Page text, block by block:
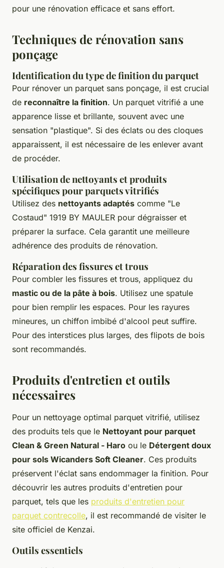
pour une rénovation efficace et sans effort.
Techniques de rénovation sans
ponçage
Identification du type de finition du parquet
Pour rénover un parquet sans ponçage, il est crucial
de reconnaître la finition. Un parquet vitrifié a une
apparence lisse et brillante, souvent avec une
sensation "plastique". Si des éclats ou des cloques
apparaissent, il est nécessaire de les enlever avant
de procéder.
Utilisation de nettoyants et produits
spécifiques pour parquets vitrifiés
Utilisez des nettoyants adaptés comme "Le
Costaud" 1919 BY MAULER pour dégraisser et
préparer la surface. Cela garantit une meilleure
adhérence des produits de rénovation.
Réparation des fissures et trous
Pour combler les fissures et trous, appliquez du
mastic ou de la pâte à bois. Utilisez une spatule
pour bien remplir les espaces. Pour les rayures
mineures, un chiffon imbibé d'alcool peut suffire.
Pour des interstices plus larges, des flipots de bois
sont recommandés.
Produits d'entretien et outils
nécessaires
Pour un nettoyage optimal parquet vitrifié, utilisez
des produits tels que le Nettoyant pour parquet
Clean & Green Natural - Haro ou le Détergent doux
pour sols Wicanders Soft Cleaner. Ces produits
préservent l'éclat sans endommager la finition. Pour
découvrir les autres produits d'entretien pour
parquet, tels que les produits d'entretien pour
parquet contrecolle, il est recommandé de visiter le
site officiel de Kenzai.
Outils essentiels